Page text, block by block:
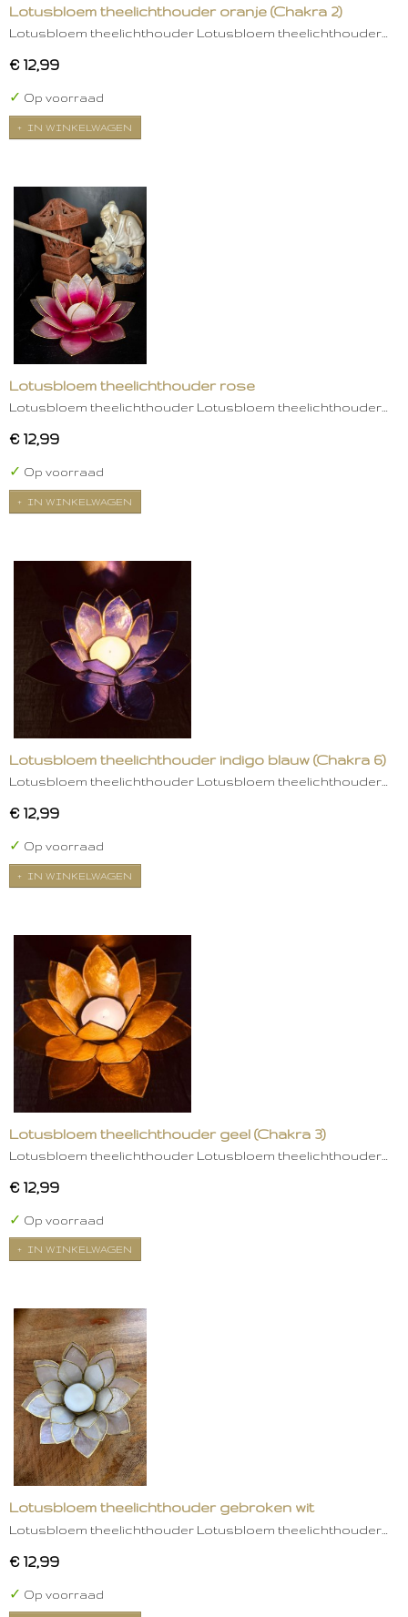
Lotusbloem theelichthouder oranje (Chakra 2)
Lotusbloem theelichthouder Lotusbloem theelichthouder…
€ 12,99
✓ Op voorraad
IN WINKELWAGEN
Lotusbloem theelichthouder rose
Lotusbloem theelichthouder Lotusbloem theelichthouder…
€ 12,99
✓ Op voorraad
IN WINKELWAGEN
Lotusbloem theelichthouder indigo blauw (Chakra 6)
Lotusbloem theelichthouder Lotusbloem theelichthouder…
€ 12,99
✓ Op voorraad
IN WINKELWAGEN
Lotusbloem theelichthouder geel (Chakra 3)
Lotusbloem theelichthouder Lotusbloem theelichthouder…
€ 12,99
✓ Op voorraad
IN WINKELWAGEN
Lotusbloem theelichthouder gebroken wit
Lotusbloem theelichthouder Lotusbloem theelichthouder…
€ 12,99
✓ Op voorraad